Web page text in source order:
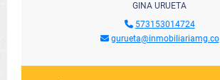
GINA URUETA
573153014724
gurueta@inmobiliariamg.co